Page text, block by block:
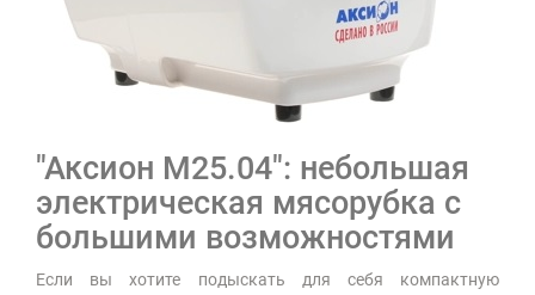
"Аксион М25.04": небольшая
электрическая мясорубка с
большими возможностями
Если вы хотите подыскать для себя компактную